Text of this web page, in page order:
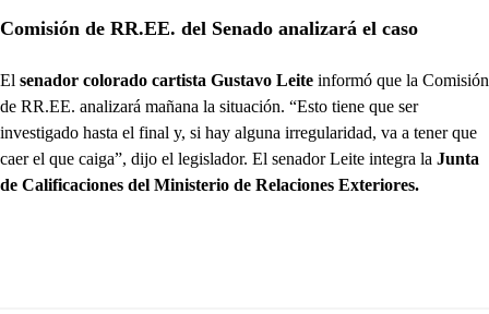
Comisión de RR.EE. del Senado analizará el caso
El senador colorado cartista Gustavo Leite informó que la Comisión
de RR.EE. analizará mañana la situación. “Esto tiene que ser
investigado hasta el final y, si hay alguna irregularidad, va a tener que
caer el que caiga”, dijo el legislador. El senador Leite integra la Junta
de Calificaciones del Ministerio de Relaciones Exteriores.